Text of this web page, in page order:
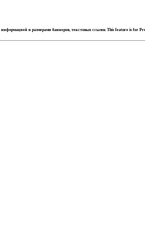
информацией и размерами баннеров, текстовых ссылок This feature is for